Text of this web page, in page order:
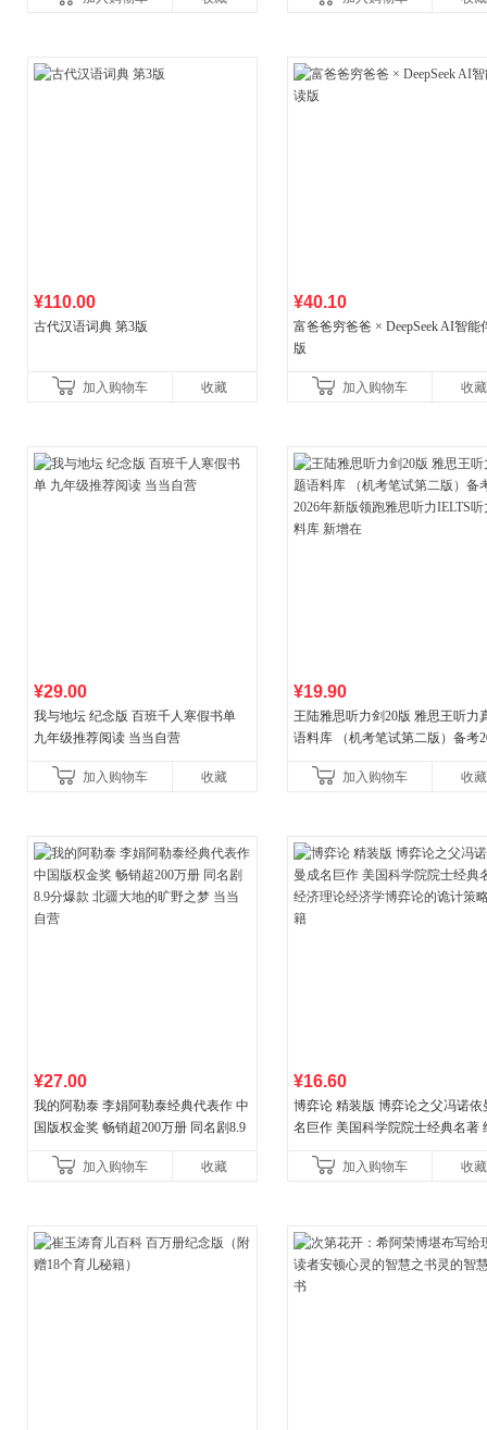
¥110.00
古代汉语词典 第3版
加入购物车 收藏
¥40.10
富爸爸穷爸爸 × DeepSeek AI智能
版
加入购物车 收藏
¥29.00
我与地坛 纪念版 百班千人寒假书单
九年级推荐阅读 当当自营
加入购物车 收藏
¥19.90
王陆雅思听力剑20版 雅思王听力
语料库 （机考笔试第二版）备考
新增在
加入购物车 收藏
¥27.00
我的阿勒泰 李娟阿勒泰经典代表作 中
国版权金奖 畅销超200万册 同名剧8.9
加入购物车
收藏
¥16.60
博弈论 精装版 博弈论之父冯诺依
名巨作 美国科学院院士经典名著
加入购物车
收藏